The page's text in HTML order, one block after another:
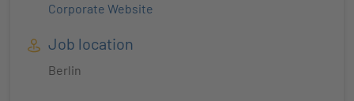
Corporate Website
Job location
Berlin